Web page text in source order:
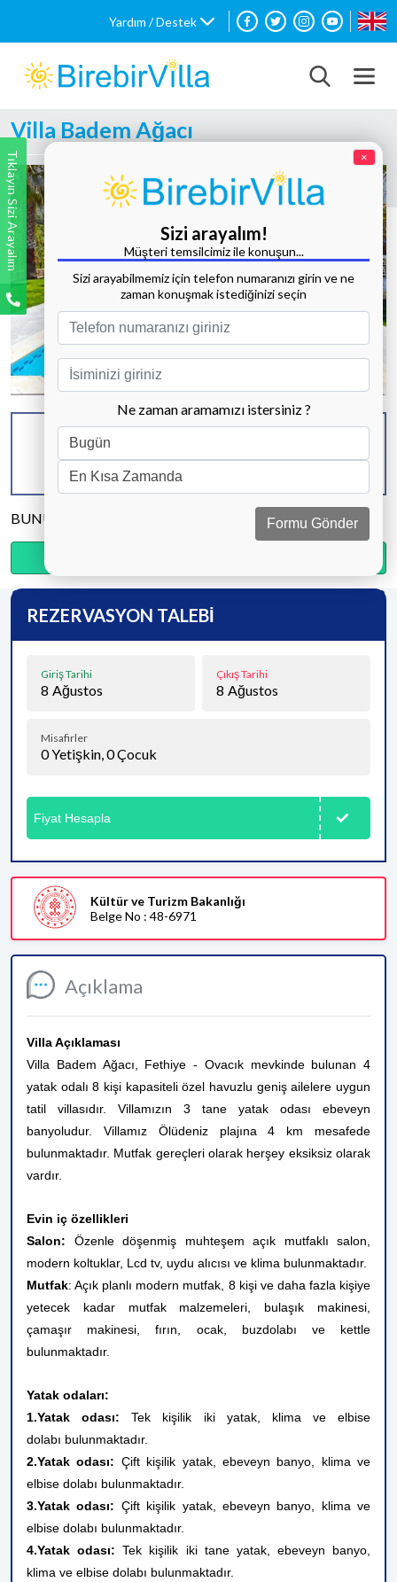
Yardım / Destek
Villa Badem Ağacı
Tüm Fotoğrafları Göster
KAPASİTE
8 KİŞİ
BANYO & WC
4 ADET
YATAK ODASI
BUNU PAYLAŞ
Açıklama
Villa Açıklaması
Villa Badem Ağacı, Fethiye - Ovacık mevkinde bulunan 4
yatak odalı 8 kişi kapasiteli özel havuzlu geniş ailelere uygun
tatil villasıdır. Villamızın 3 tane yatak odası ebeveyn
banyoludur. Villamız Ölüdeniz plajına 4 km mesafede
bulunmaktadır. Mutfak gereçleri olarak herşey eksiksiz olarak
vardır.
Evin iç özellikleri
Salon: Özenle döşenmiş muhteşem açık mutfaklı salon,
modern koltuklar, Lcd tv, uydu alıcısı ve klima bulunmaktadır.
Mutfak: Açık planlı modern mutfak, 8 kişi ve daha fazla kişiye
yetecek kadar mutfak malzemeleri, bulaşık makinesi,
çamaşır makinesi, fırın, ocak, buzdolabı ve kettle
bulunmaktadır.
Yatak odaları:
1.Yatak odası:Tek kişilik iki yatak, klima ve elbise
dolabı bulunmaktadır.
2.Yatak odası: Çift kişilik yatak, ebeveyn banyo, klima ve
elbise dolabı bulunmaktadır.
3.Yatak odası: Çift kişilik yatak, ebeveyn banyo, klima ve
elbise dolabı bulunmaktadır.
4.Yatak odası: Tek kişilik iki tane yatak, ebeveyn banyo,
klima ve elbise dolabı bulunmaktadır.
REZERVASYON TALEBİ
Giriş Tarihi
8 Ağustos
Çıkış Tarihi
8 Ağustos
Misafirler
0Yetişkin,0Çocuk
Fiyat Hesapla
Kültür ve Turizm Bakanlığı
Belge No : 48-6971
Tıklayın Sizi Arayalım ×
Sizi arayalım!
Müşteri temsilcimiz ile konuşun...
Sizi arayabilmemiz için telefon numaranızı girin ve ne
zaman konuşmak istediğinizi seçin
Ne zaman aramamızı istersiniz ?
Formu Gönder